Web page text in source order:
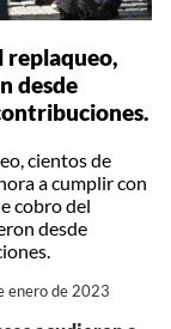
replaqueo,
desde
cientos de
a cumplir con
cobro del
desde
enero de 2023